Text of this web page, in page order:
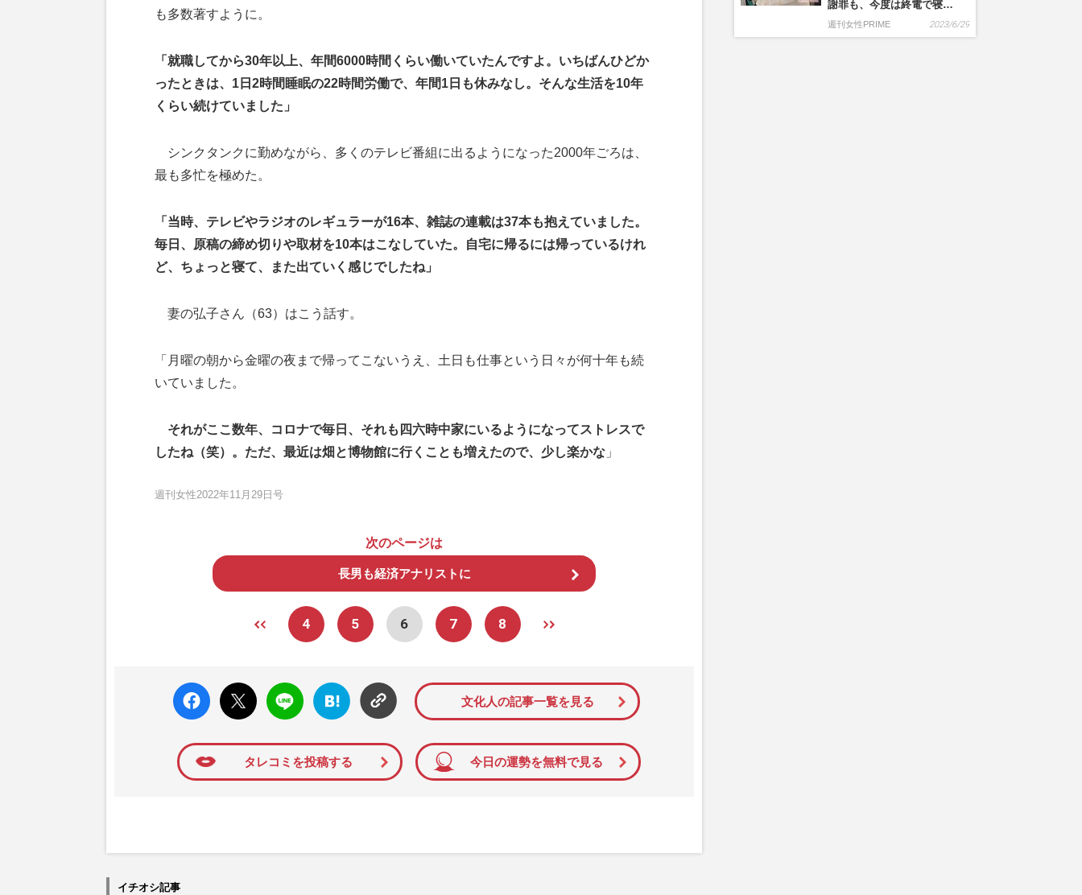
も多数著すように。
「就職してから30年以上、年間6000時間くらい働いていたんですよ。いちばんひどか
ったときは、1日2時間睡眠の22時間労働で、年間1日も休みなし。そんな生活を10年
くらい続けていました」
シンクタンクに勤めながら、多くのテレビ番組に出るようになった2000年ごろは、
最も多忙を極めた。
「当時、テレビやラジオのレギュラーが16本、雑誌の連載は37本も抱えていました。
毎日、原稿の締め切りや取材を10本はこなしていた。自宅に帰るには帰っているけれ
ど、ちょっと寝て、また出ていく感じでしたね」
妻の弘子さん（63）はこう話す。
「月曜の朝から金曜の夜まで帰ってこないうえ、土日も仕事という日々が何十年も続
いていました。
それがここ数年、コロナで毎日、それも四六時中家にいるようになってストレスで
したね（笑）。ただ、最近は畑と博物館に行くことも増えたので、少し楽かな 」
週刊女性2022年11月29日号
次のページは
長男も経済アナリストに
4 5 6 7 8
faceboo
k いい
ね
X ポス
ト
LINE
はてな
ブック
マーク
文化人の記事一覧を見る
タレコミを投稿する 今日の運勢を無料で見る
イチオシ記事
謝罪も、今度は終電で寝…
週刊女性PRIME 2023/6/29